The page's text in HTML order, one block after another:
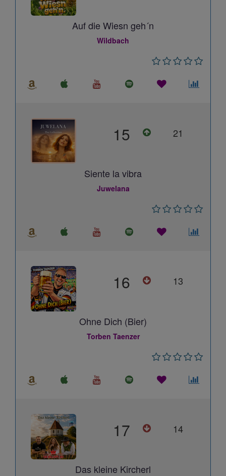
Auf die Wiesn geh´n
Wildbach
15 21
Siente la vibra
Juwelana
16 13
Ohne Dich (Bier)
Torben Taenzer
17 14
Das kleine Kircherl